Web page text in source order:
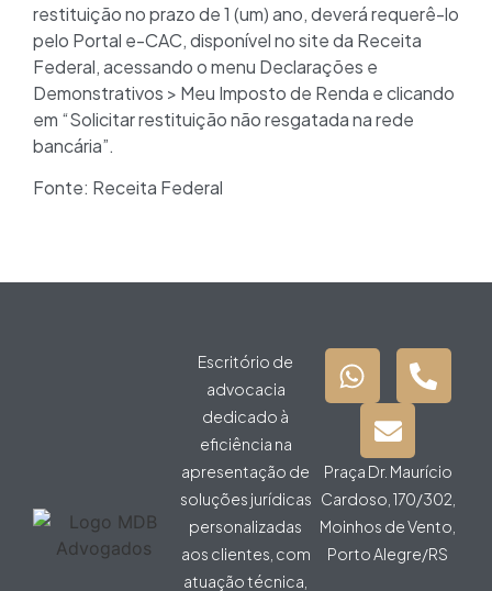
restituição no prazo de 1 (um) ano, deverá requerê-lo
pelo Portal e-CAC, disponível no site da Receita
Federal, acessando o menu Declarações e
Demonstrativos > Meu Imposto de Renda e clicando
em “Solicitar restituição não resgatada na rede
bancária”.
Fonte: Receita Federal
Escritório de
advocacia
dedicado à
eficiência na
apresentação de
soluções jurídicas
personalizadas
aos clientes, com
atuação técnica,
Praça Dr. Maurício
Cardoso, 170/302,
Moinhos de Vento,
Porto Alegre/RS